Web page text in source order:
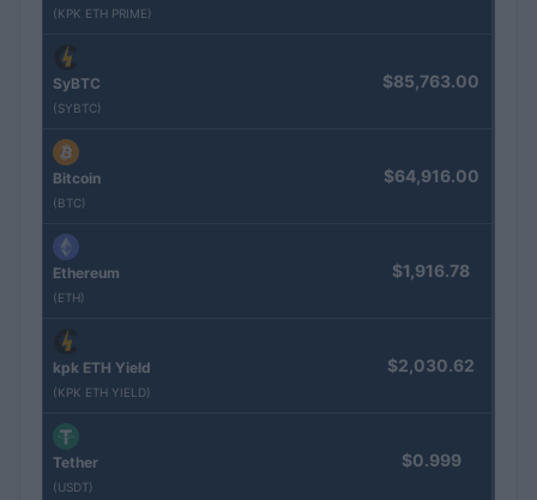
(KPK ETH PRIME)
SyBTC
(SYBTC)
$85,763.00
Bitcoin
(BTC)
$64,916.00
Ethereum
(ETH)
$1,916.78
kpk ETH Yield
(KPK ETH YIELD)
$2,030.62
Tether
(USDT)
$0.999